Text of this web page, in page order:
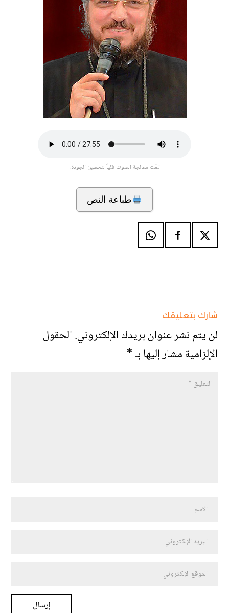
تمّت معالجة الصوت فنّياً لتحسين الجودة.
طباعة النص
شارك بتعليقك
لن يتم نشر عنوان بريدك الإلكتروني.الحقول
الإلزامية مشار إليها بـ*